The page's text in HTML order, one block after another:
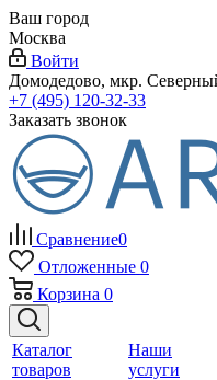
Ваш город
Москва
Войти
Домодедово, мкр.
+7 (495) 120-32-33
Заказать звонок
Сравнение0
Отложенные 0
Корзина 0
Каталог
товаров
Наши
услуги